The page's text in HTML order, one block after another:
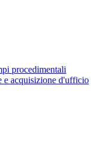
procedimentali
e acquisizione d'ufficio